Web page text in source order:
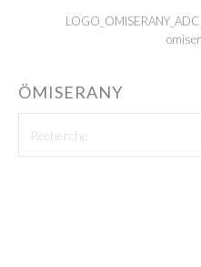
ÖMISERANY